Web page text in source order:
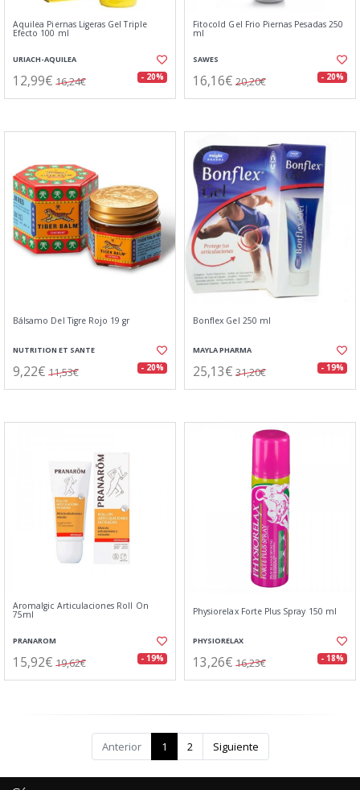
Aquilea Piernas Ligeras Gel Triple
Efecto 100 ml
URIACH-AQUILEA
12,99€ 16,24€ - 20%
Fitocold Gel Frio Piernas Pesadas 250
ml
SAWES
16,16€ 20,20€ - 20%
Bálsamo Del Tigre Rojo 19 gr
NUTRITION ET SANTE
9,22€ 11,53€ - 20%
Bonflex Gel 250 ml
MAYLA PHARMA
25,13€ 31,20€ - 19%
Aromalgic Articulaciones Roll On
75ml
PRANAROM
15,92€ 19,62€ - 19%
Physiorelax Forte Plus Spray 150 ml
PHYSIORELAX
13,26€ 16,23€ - 18%
Anterior 1 2 Siguiente